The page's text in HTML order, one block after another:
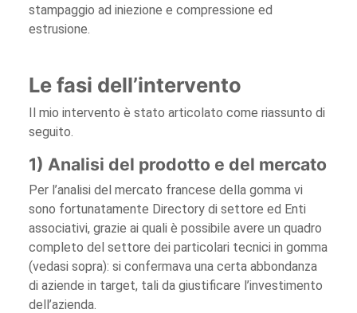
stampaggio ad iniezione e compressione ed
estrusione.
Le fasi dell’intervento
Il mio intervento è stato articolato come riassunto di
seguito.
1) Analisi del prodotto e del mercato
Per l’analisi del mercato francese della gomma vi
sono fortunatamente Directory di settore ed Enti
associativi, grazie ai quali è possibile avere un quadro
completo del settore dei particolari tecnici in gomma
(vedasi sopra): si confermava una certa abbondanza
di aziende in target, tali da giustificare l’investimento
dell’azienda.